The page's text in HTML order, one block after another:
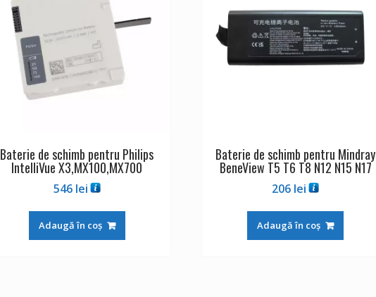
Baterie de schimb pentru Philips
IntelliVue X3,MX100,MX700
546 lei
Adaugă în coș
Baterie de schimb pentru Mindray
BeneView T5 T6 T8 N12 N15 N17
206 lei
Adaugă în coș